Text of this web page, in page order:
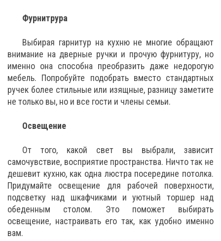
Фурнитрура
Выбирая гарнитур на кухню не многие обращают
внимание на дверные ручки и прочую фурнитуру, но
именно она способна преобразить даже недорогую
мебель. Попробуйте подобрать вместо стандартных
ручек более стильные или изящные, разницу заметите
не только вы, но и все гости и члены семьи.
Освещение
От того, какой свет вы выбрали, зависит
самочувствие, восприятие пространства. Ничто так не
дешевит кухню, как одна люстра посередине потолка.
Придумайте освещение для рабочей поверхности,
подсветку над шкафчиками и уютный торшер над
обеденным столом. Это поможет выбирать
освещение, настраивать его так, как удобно именно
вам.